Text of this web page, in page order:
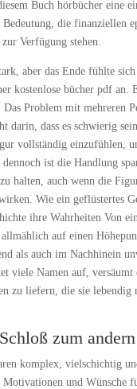
Buch hörbücher eine
die finanziellen
Verfügung stehen.
aber das Ende fühlte
kostenlose bücher pdf an.
Problem mit mehreren
darin, dass es schwierig
vollständig einzufühlen,
ist die Handlung
halten, auch wenn die
Wie ein geflüstertes
ihre Wahrheiten Von
allmählich auf einen
als auch im Nachhinein
viele Namen auf, versäumt
zu liefern, die sie lebendig
zum
komplex, vielschichtig
und Wünsche